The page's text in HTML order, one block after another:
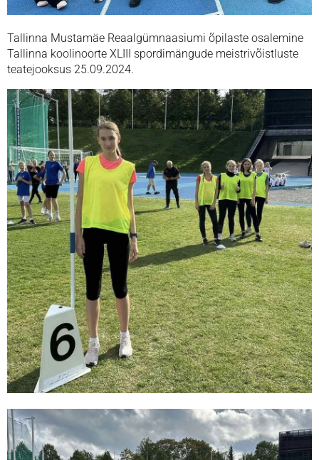
Tallinna Mustamäe Reaalgümnaasiumi õpilaste osalemine
Tallinna koolinoorte XLIII spordimängude meistrivõistluste
teatejooksus 25.09.2024.